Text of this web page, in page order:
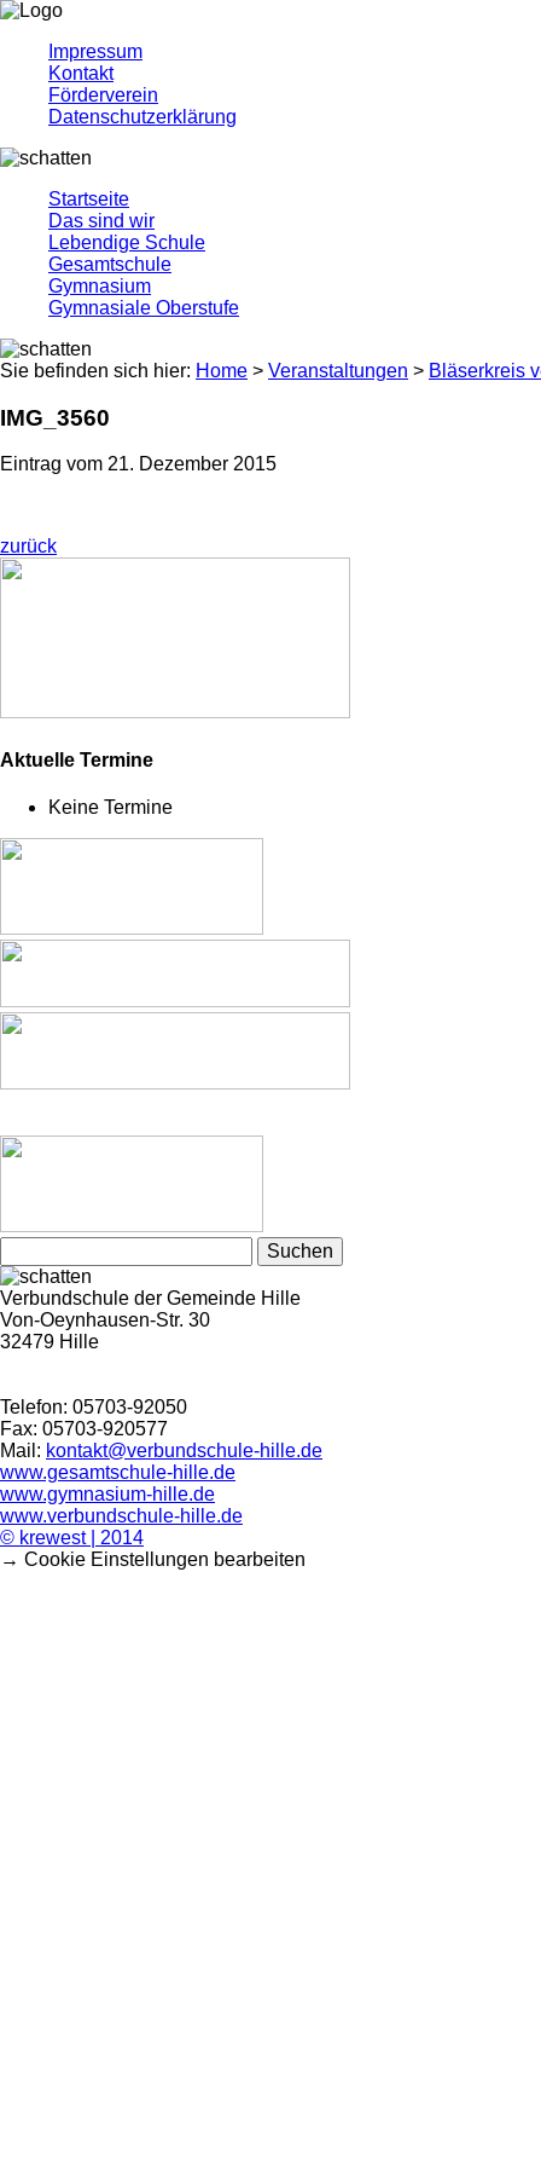
Impressum
Kontakt
Förderverein
Datenschutzerklärung
Startseite
Das sind wir
Lebendige Schule
Gesamtschule
Gymnasium
Gymnasiale Oberstufe
Sie befinden sich hier: Home > Veranstaltungen > Bläserkreis
IMG_3560
Eintrag vom 21. Dezember 2015
zurück
Aktuelle Termine
Keine Termine
nach:
Verbundschule der Gemeinde Hille
Von-Oeynhausen-Str. 30
32479 Hille
Telefon: 05703-92050
Fax: 05703-920577
Mail: kontakt@verbundschule-hille.de
www.gesamtschule-hille.de
www.gymnasium-hille.de
www.verbundschule-hille.de
© krewest | 2014
→ Cookie Einstellungen bearbeiten